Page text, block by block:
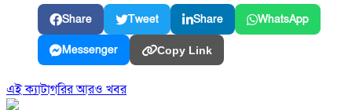
Share Tweet Share WhatsApp
Messenger Copy Link
এই ক্যাটাগরির আরও খবর